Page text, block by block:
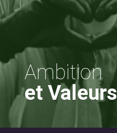
Ambition
et Valeurs